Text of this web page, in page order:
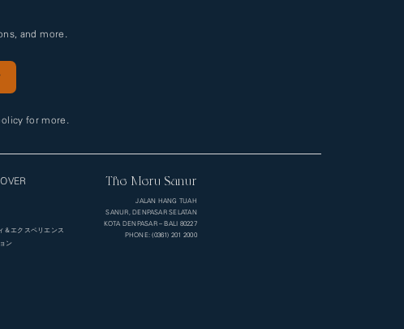
and more.
for more.
＆エクスペリエンス
ン
The Meru Sanur
JALAN HANG TUAH
SANUR, DENPASAR SELATAN
KOTA DENPASAR – BALI 80227
PHONE: (0361) 201 2000